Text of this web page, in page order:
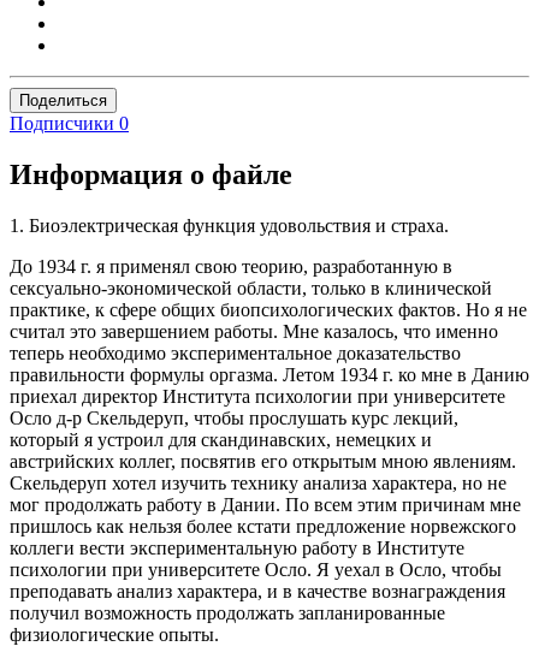
Поделиться
Подписчики 0
Информация о файле
1. Биоэлектрическая функция удовольствия и страха.
До 1934 г. я применял свою теорию, разработанную в
сексуально-экономической области, только в клинической
практике, к сфере общих биопсихологических фактов. Но я не
считал это завершением работы. Мне казалось, что именно
теперь необходимо экспериментальное доказательство
правильности формулы оргазма. Летом 1934 г. ко мне в Данию
приехал директор Института психологии при университете
Осло д-р Скельдеруп, чтобы прослушать курс лекций,
который я устроил для скандинавских, немецких и
австрийских коллег, посвятив его открытым мною явлениям.
Скельдеруп хотел изучить технику анализа характера, но не
мог продолжать работу в Дании. По всем этим причинам мне
пришлось как нельзя более кстати предложение норвежского
коллеги вести экспериментальную работу в Институте
психологии при университете Осло. Я уехал в Осло, чтобы
преподавать анализ характера, и в качестве вознаграждения
получил возможность продолжать запланированные
физиологические опыты.